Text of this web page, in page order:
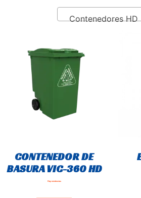
Contenedores HD
CONTENEDOR DE
BASURA VIC-360 HD
Hay existencias